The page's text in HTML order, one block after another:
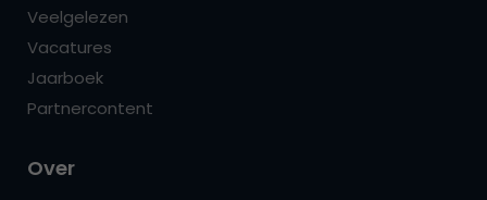
Veelgelezen
Vacatures
Jaarboek
Partnercontent
Over